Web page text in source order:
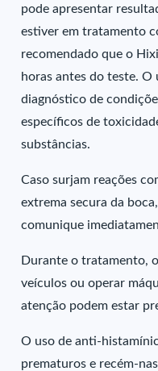
pode apresentar
estiver em tratamento
recomendado que o
horas antes do teste.
diagnóstico de
específicos de
substâncias.
Caso surjam reações
extrema secura da
comunique
Durante o tratamento,
veículos ou operar
atenção podem estar
O uso de anti-
prematuros e recém-